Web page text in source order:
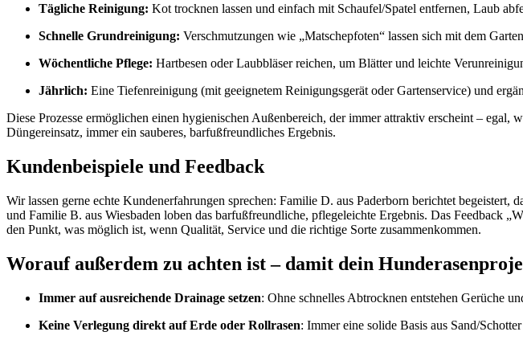
Tägliche Reinigung: Kot trocknen lassen und einfach mit Schaufel/Spatel entfernen, Laub
Schnelle Grundreinigung: Verschmutzungen wie „Matschepfoten“ lassen sich mit dem
Wöchentliche Pflege: Hartbesen oder Laubbläser reichen, um Blätter und leichte
Jährlich: Eine Tiefenreinigung (mit geeignetem Reinigungsgerät oder Gartenservice) und
Diese Prozesse ermöglichen einen hygienischen Außenbereich, der immer attraktiv erscheint –
Düngereinsatz, immer ein sauberes, barfußfreundliches Ergebnis.
Kundenbeispiele und Feedback
Wir lassen gerne echte Kundenerfahrungen sprechen: Familie D. aus Paderborn berichtet begeistert,
und Familie B. aus Wiesbaden loben das barfußfreundliche, pflegeleichte Ergebnis. Das Feedback
den Punkt, was möglich ist, wenn Qualität, Service und die richtige Sorte zusammenkommen.
Worauf außerdem zu achten ist – damit dein
Immer auf ausreichende Drainage setzen: Ohne schnelles Abtrocknen entstehen Gerüche
Keine Verlegung direkt auf Erde oder Rollrasen: Immer eine solide Basis aus Sand/